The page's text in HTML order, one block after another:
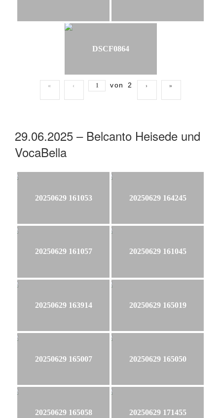
DSCF0864
« ‹ von2 › »
29.06.2025 – Belcanto Heisede und
VocaBella
20250629 161053 20250629 164245
20250629 161057 20250629 161045
20250629 163914 20250629 165019
20250629 165007 20250629 165050
20250629 165058 20250629 171455